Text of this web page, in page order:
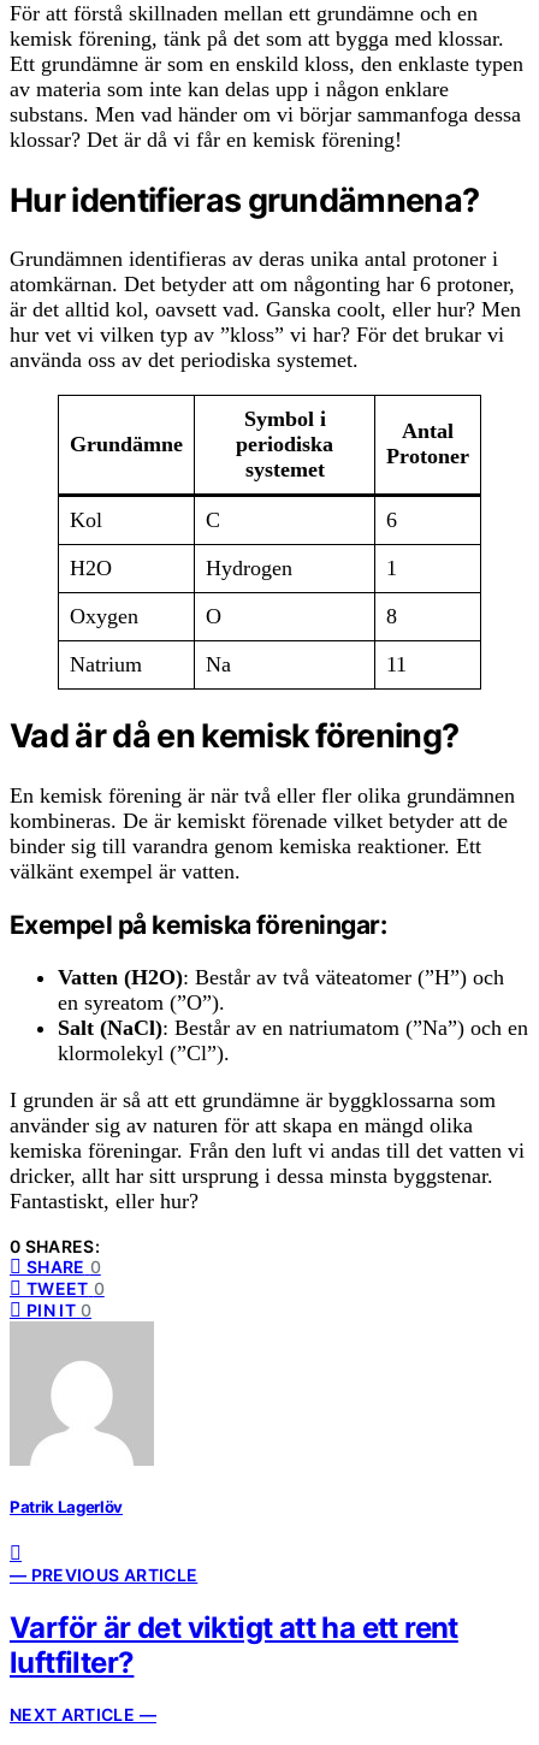
För att förstå skillnaden mellan ett grundämne och en
kemisk förening, tänk på det som att bygga med klossar.
Ett grundämne är som en enskild kloss, den enklaste typen
av materia som inte kan delas upp i någon enklare
substans. Men vad händer om vi börjar sammanfoga dessa
klossar? Det är då vi får en kemisk förening!
Hur identifieras grundämnena?
Grundämnen identifieras av deras unika antal protoner i
atomkärnan. Det betyder att om någonting har 6 protoner,
är det alltid kol, oavsett vad. Ganska coolt, eller hur? Men
hur vet vi vilken typ av ”kloss” vi har? För det brukar vi
använda oss av det periodiska systemet.
Grundämne
Symbol i
periodiska
systemet
Antal
Protoner
Kol C
6
H2O
Hydrogen
1
Oxygen
O
8
Natrium
Na 11
Vad är då en kemisk förening?
En kemisk förening är när två eller fler olika grundämnen
kombineras. De är kemiskt förenade vilket betyder att de
binder sig till varandra genom kemiska reaktioner. Ett
välkänt exempel är vatten.
Exempel på kemiska föreningar:
Vatten (H2O): Består av två väteatomer (”H”) och
en syreatom (”O”).
Salt (NaCl): Består av en natriumatom (”Na”) och en
klormolekyl (”Cl”).
I grunden är så att ett grundämne är byggklossarna som
använder sig av naturen för att skapa en mängd olika
kemiska föreningar. Från den luft vi andas till det vatten vi
dricker, allt har sitt ursprung i dessa minsta byggstenar.
Fantastiskt, eller hur?
0 SHARES:
SHARE 0
TWEET 0
PIN IT 0
Patrik Lagerlöv
— PREVIOUS ARTICLE
Varför är det viktigt att ha ett rent
luftfilter?
NEXT ARTICLE —